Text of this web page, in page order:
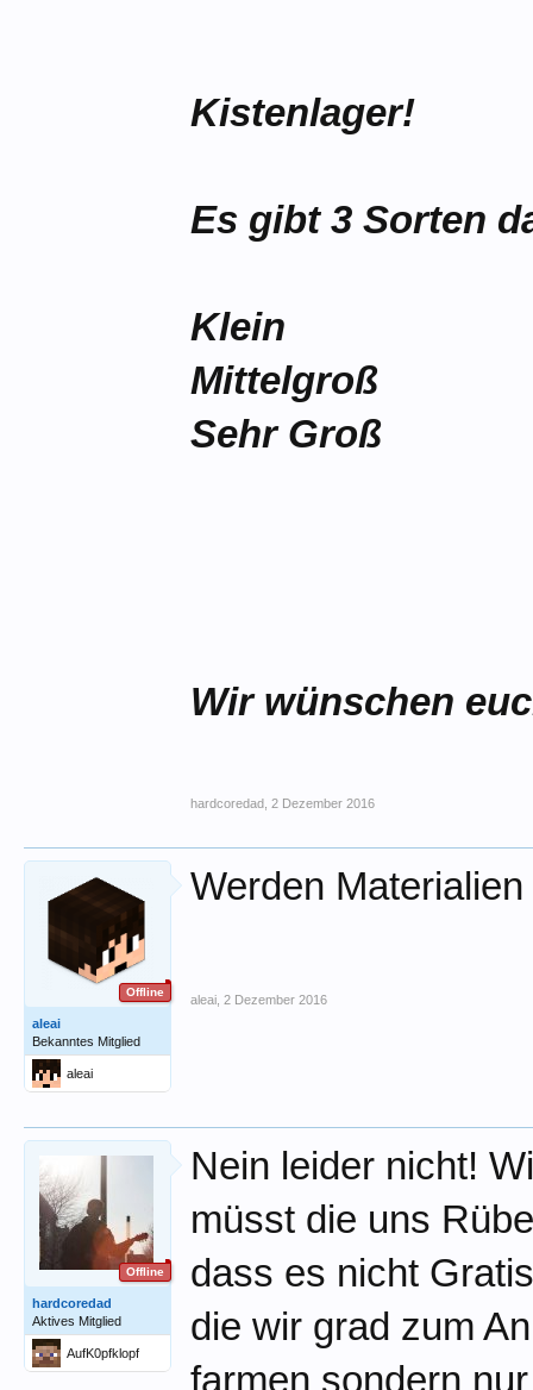
Kistenlager!
Es gibt 3 Sorten
Klein
Mittelgroß
Sehr Groß
Wir wünschen
hardcoredad 2 Dezember 2016
Offline
aleai
Bekanntes Mitglied
aleai
Werden
aleai 2 Dezember 2016
Offline
hardcoredad
Aktives Mitglied
AufK0pfklopf
Nein leider nicht!
müsst die uns
dass es nicht
die wir grad zum
farmen sondern